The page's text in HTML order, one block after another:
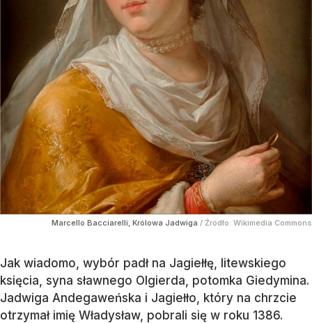
Marcello Bacciarelli, Królowa Jadwiga / Źródło: Wikimedia Commons
Jak wiadomo, wybór padł na Jagiełłę, litewskiego
księcia, syna sławnego Olgierda, potomka Giedymina.
Jadwiga Andegaweńska i Jagiełło, który na chrzcie
otrzymał imię Władysław, pobrali się w roku 1386.